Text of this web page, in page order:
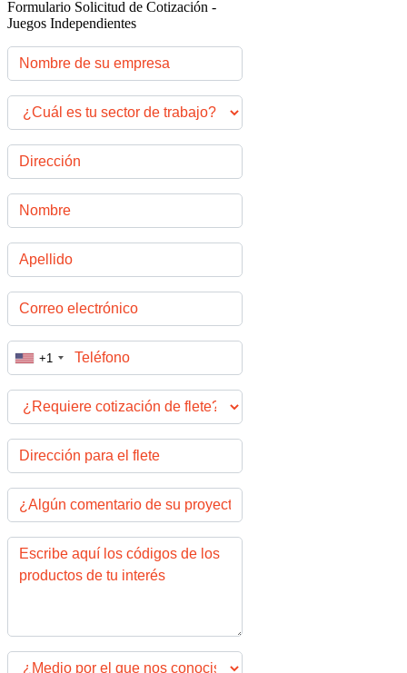
Formulario Solicitud de Cotización -
Juegos Independientes